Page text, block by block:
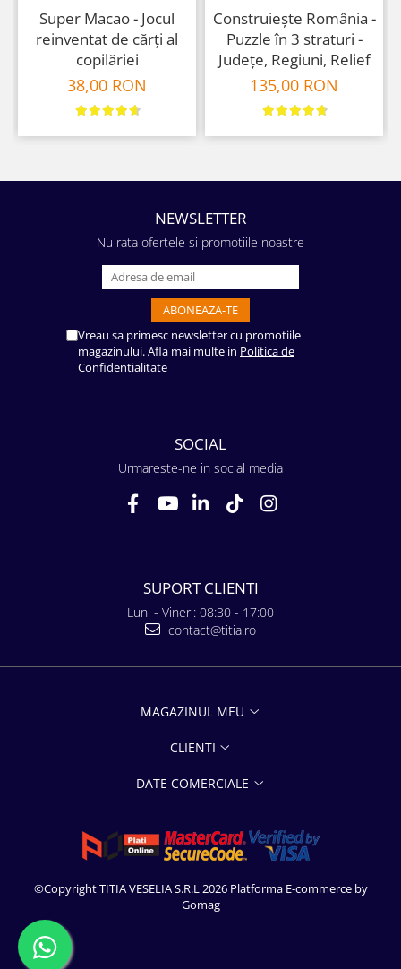
Super Macao - Jocul
reinventat de cărți al
copilăriei
38,00 RON
Construiește România -
Puzzle în 3 straturi -
Județe, Regiuni, Relief
135,00 RON
NEWSLETTER
Nu rata ofertele si promotiile noastre
Vreau sa primesc newsletter cu promotiile
magazinului. Afla mai multe in Politica de
Confidentialitate
SOCIAL
Urmareste-ne in social media
SUPORT CLIENTI
Luni - Vineri: 08:30 - 17:00
contact@titia.ro
MAGAZINUL MEU
CLIENTI
DATE COMERCIALE
©Copyright TITIA VESELIA S.R.L 2026 Platforma E-commerce by
Gomag